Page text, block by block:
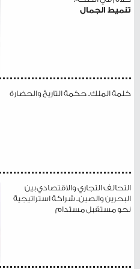
تنميط الجمال
كلمة الملك.. حكمة التاريخ والحضارة
التحالف التجاري والاقتصادي بين
البحرين والصين.. شراكة استراتيجية
نحو مستقبل مستدام